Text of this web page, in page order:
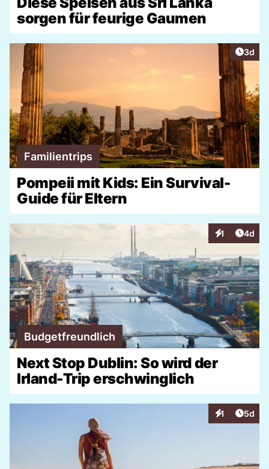
sorgen für feurige Gaumen
3d
Familientrips
Pompeii mit Kids: Ein Survival-
Guide für Eltern
1
Interaktionen
4d
Budgetfreundlich
Next Stop Dublin: So wird der
Irland-Trip erschwinglich
1
Interaktionen
5d